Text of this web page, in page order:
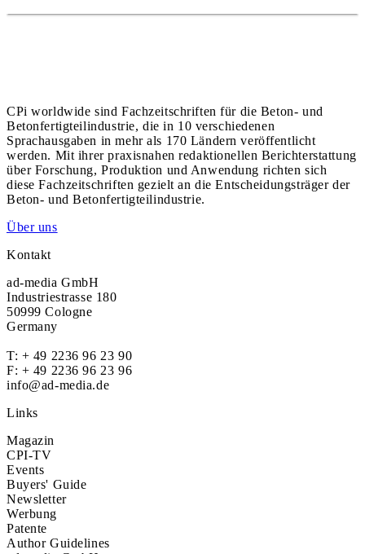
CPi worldwide sind Fachzeitschriften für die Beton- und
Betonfertigteilindustrie, die in 10 verschiedenen
Sprachausgaben in mehr als 170 Ländern veröffentlicht
werden. Mit ihrer praxisnahen redaktionellen Berichterstattung
über Forschung, Produktion und Anwendung richten sich
diese Fachzeitschriften gezielt an die Entscheidungsträger der
Beton- und Betonfertigteilindustrie.
Über uns
Kontakt
ad-media GmbH
Industriestrasse 180
50999 Cologne
Germany
T: + 49 2236 96 23 90
F: + 49 2236 96 23 96
info@ad-media.de
Links
Magazin
CPI-TV
Events
Buyers' Guide
Newsletter
Werbung
Patente
Author Guidelines